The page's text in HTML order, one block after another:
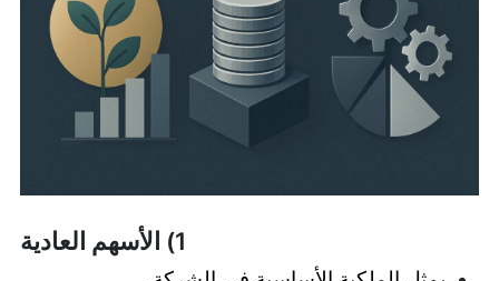
1) الأسهم العادية